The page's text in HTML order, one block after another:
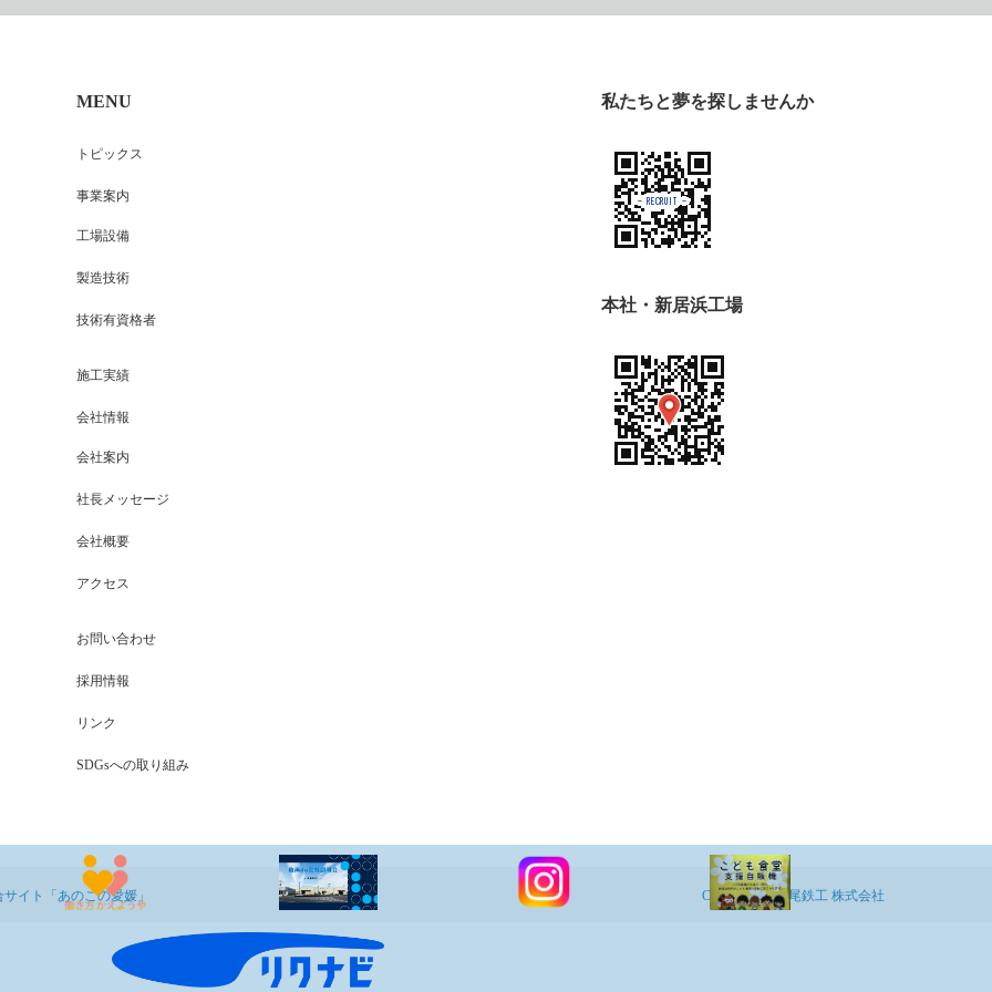
MENU
トピックス
事業案内
工場設備
製造技術
技術有資格者
施工実績
会社情報
会社案内
社長メッセージ
会社概要
アクセス
お問い合わせ
採用情報
リンク
SDGsへの取り組み
私たちと夢を探しませんか
本社・新居浜工場
イト「あのこの愛媛」 Copyright ©登尾鉄工 株式会社